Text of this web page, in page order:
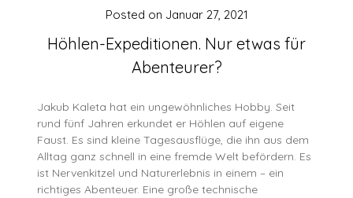
Höhlen-Expeditionen. Nur etwas für
Abenteurer?
Posted on Januar 27, 2021
Jakub Kaleta hat ein ungewöhnliches Hobby. Seit
rund fünf Jahren erkundet er Höhlen auf eigene
Faust. Es sind kleine Tagesausflüge, die ihn aus dem
Alltag ganz schnell in eine fremde Welt befördern. Es
ist Nervenkitzel und Naturerlebnis in einem – ein
richtiges Abenteuer. Eine große technische